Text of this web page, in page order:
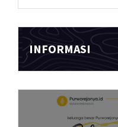
INFORMASI